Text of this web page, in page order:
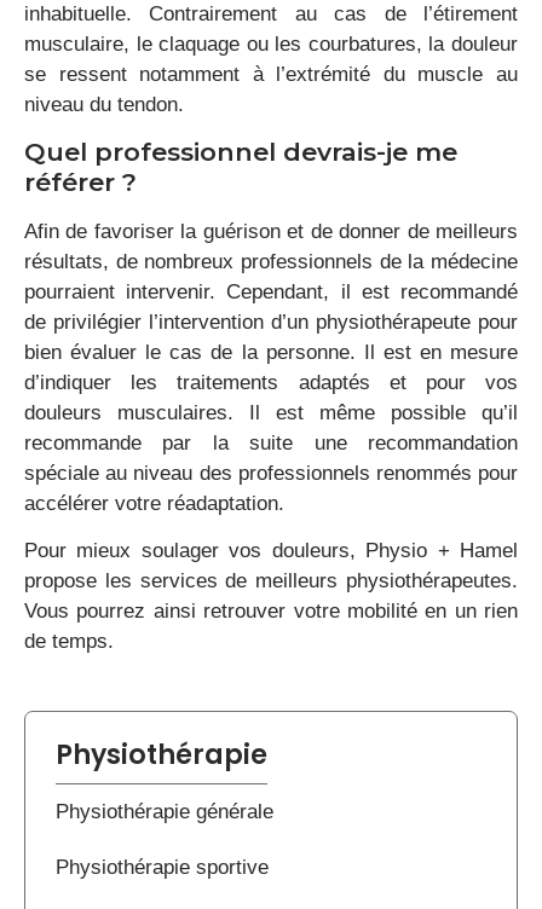
inhabituelle. Contrairement au cas de l’étirement
musculaire, le claquage ou les courbatures, la douleur
se ressent notamment à l’extrémité du muscle au
niveau du tendon.
Quel professionnel devrais-je me
référer ?
Afin de favoriser la guérison et de donner de meilleurs
résultats, de nombreux professionnels de la médecine
pourraient intervenir. Cependant, il est recommandé
de privilégier l’intervention d’un physiothérapeute pour
bien évaluer le cas de la personne. Il est en mesure
d’indiquer les traitements adaptés et pour vos
douleurs musculaires. Il est même possible qu’il
recommande par la suite une recommandation
spéciale au niveau des professionnels renommés pour
accélérer votre réadaptation.
Pour mieux soulager vos douleurs, Physio + Hamel
propose les services de meilleurs physiothérapeutes.
Vous pourrez ainsi retrouver votre mobilité en un rien
de temps.
Physiothérapie
Physiothérapie générale
Physiothérapie sportive